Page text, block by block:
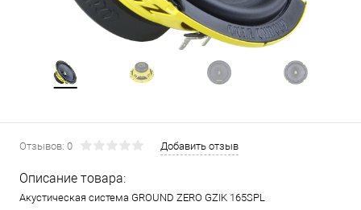
Отзывов: 0 Добавить отзыв
Описание товара:
Акустическая система GROUND ZERO GZIK 165SPL